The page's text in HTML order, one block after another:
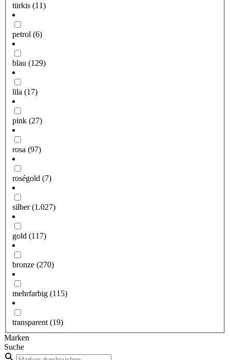
türkis (11)
petrol (6)
blau (129)
lila (17)
pink (27)
rosa (97)
roségold (7)
silber(1.027)
gold (117)
bronze (270)
mehrfarbig (115)
transparent (19)
Marken
Suche